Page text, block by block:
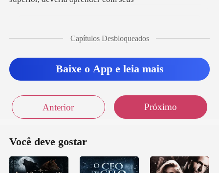
Capítulos Desbloqueados
Baixe o App e leia mais
Anterior Próximo
Você deve gostar